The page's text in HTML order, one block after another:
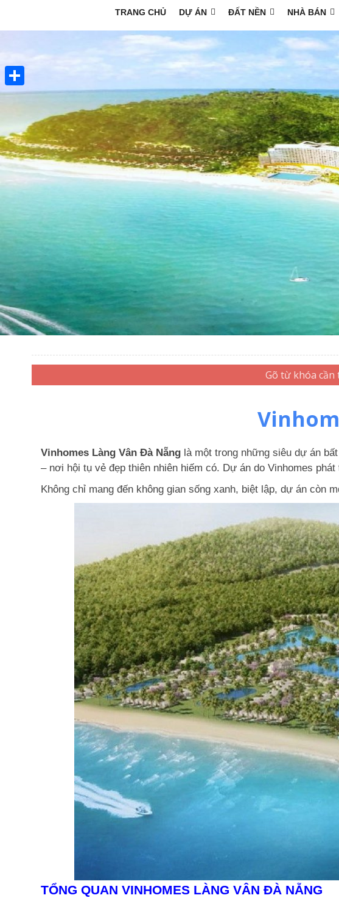
TRANG CHỦ DỰ ÁN ĐẤT NỀN NHÀ BÁN
Vinhomes Làng Vân Đà Nẵng là một trong những siêu dự án
– nơi hội tụ vẻ đẹp thiên nhiên hiếm có. Dự án do Vinhomes
Không chỉ mang đến không gian sống xanh, biệt lập, dự án
TỔNG QUAN VINHOMES LÀNG VÂN ĐÀ NẴNG
Share